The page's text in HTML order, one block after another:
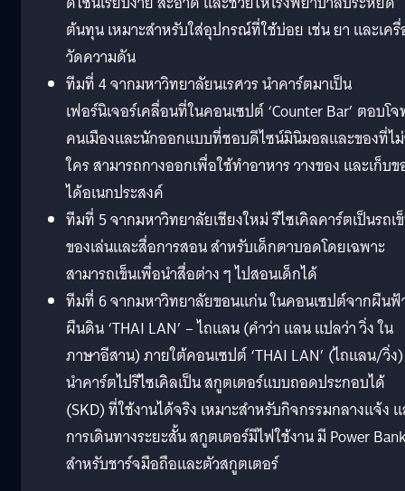
ต้นทุน เหมาะสำหรับใส่อุปกรณ์ที่ใช้บ่อย เช่น ยา และเครื่
วัดความดัน
ทีมที่ 4 จากมหาวิทยาลัยนเรศวร นำคาร์ตมาเป็น
เฟอร์นิเจอร์เคลื่อนที่ในคอนเซปต์ ‘Counter Bar’ ตอบโ
คนเมืองและนักออกแบบที่ชอบดีไซน์มินิมอลและของที่ไ
ใคร สามารถกางออกเพื่อใช้ทำอาหาร วางของ และเก็บข
ได้อเนกประสงค์
ทีมที่ 5 จากมหาวิทยาลัยเชียงใหม่ รีไซเคิลคาร์ตเป็นรถเ
ของเล่นและสื่อการสอน สำหรับเด็กตาบอดโดยเฉพาะ
สามารถเข็นเพื่อนำสื่อต่าง ๆ ไปสอนเด็กได้
ทีมที่ 6 จากมหาวิทยาลัยขอนแก่น ในคอนเซปต์จากผืน
ผืนดิน ‘THAI LAN’ – ไถแลน (คำว่า แลน แปลว่า วิ่ง ใน
ภาษาอีสาน) ภายใต้คอนเซปต์ ‘THAI LAN’ (ไถแลน/วิ่ง)
นำคาร์ตไปรีไซเคิลเป็น สกูตเตอร์แบบถอดประกอบได้
(SKD) ที่ใช้งานได้จริง เหมาะสำหรับกิจกรรมกลางแจ้ง
การเดินทางระยะสั้น สกูตเตอร์มีไฟใช้งาน มี Power
สำหรับชาร์จมือถือและตัวสกูตเตอร์